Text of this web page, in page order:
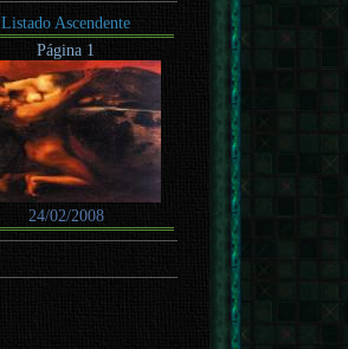
Listado Ascendente
Página 1
24/02/2008